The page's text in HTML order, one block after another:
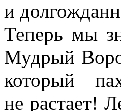
и
Теперь мы
Мудрый
который
не растает!